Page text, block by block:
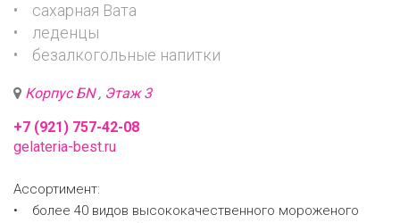
• сахарная Вата
• леденцы
• безалкогольные напитки
Корпус БN, Этаж 3
+7 (921) 757-42-08
gelateria-best.ru
Ассортимент:
• более 40 видов высококачественного мороженого